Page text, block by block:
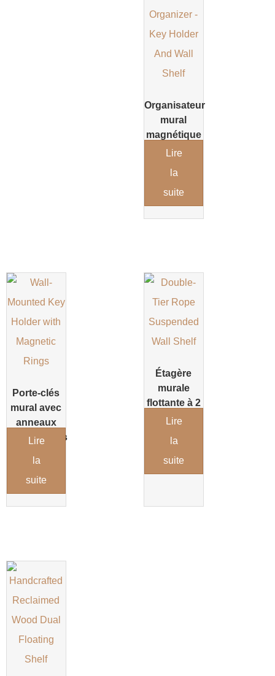
Organisateur
mural
magnétique
pour
clés
Lire
la
suite
Porte-clés
mural avec
anneaux
magnétiques
Lire
la
suite
Étagère
murale
flottante à 2
niveaux en
avec corde
Lire
la
suite